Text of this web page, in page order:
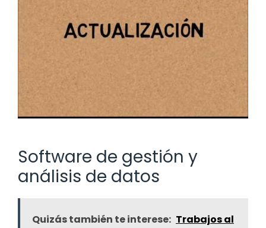
Software de gestión y
análisis de datos
Quizás también te interese: Trabajos al